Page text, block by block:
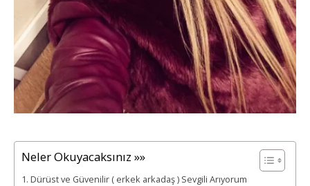
Neler Okuyacaksınız »»
Dürüst ve Güvenilir ( erkek arkadaş ) Sevgili Arıyorum